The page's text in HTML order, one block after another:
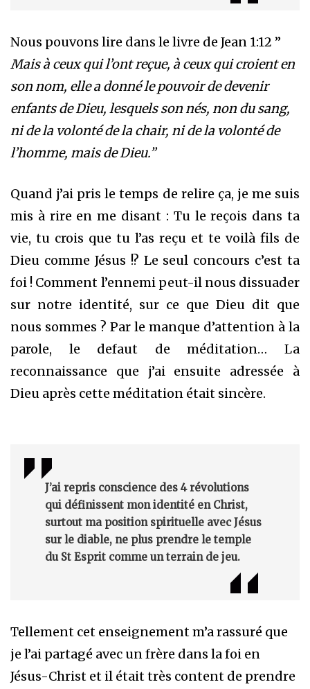
Nous pouvons lire dans le livre de Jean 1:12 ”
Mais à ceux qui l’ont reçue, à ceux qui croient en
son nom, elle a donné le pouvoir de devenir
enfants de Dieu, lesquels son nés, non du sang,
ni de la volonté de la chair, ni de la volonté de
l’homme, mais de Dieu.”
Quand j’ai pris le temps de relire ça, je me suis
mis à rire en me disant : Tu le reçois dans ta
vie, tu crois que tu l’as reçu et te voilà fils de
Dieu comme Jésus !? Le seul concours c’est ta
foi ! Comment l’ennemi peut-il nous dissuader
sur notre identité, sur ce que Dieu dit que
nous sommes ? Par le manque d’attention à la
parole, le defaut de méditation… La
reconnaissance que j’ai ensuite adressée à
Dieu après cette méditation était sincère.
J’ai repris conscience des 4 révolutions
qui définissent mon identité en Christ,
surtout ma position spirituelle avec Jésus
sur le diable, ne plus prendre le temple
du St Esprit comme un terrain de jeu.
Tellement cet enseignement m’a rassuré que
je l’ai partagé avec un frère dans la foi en
Jésus-Christ et il était très content de prendre